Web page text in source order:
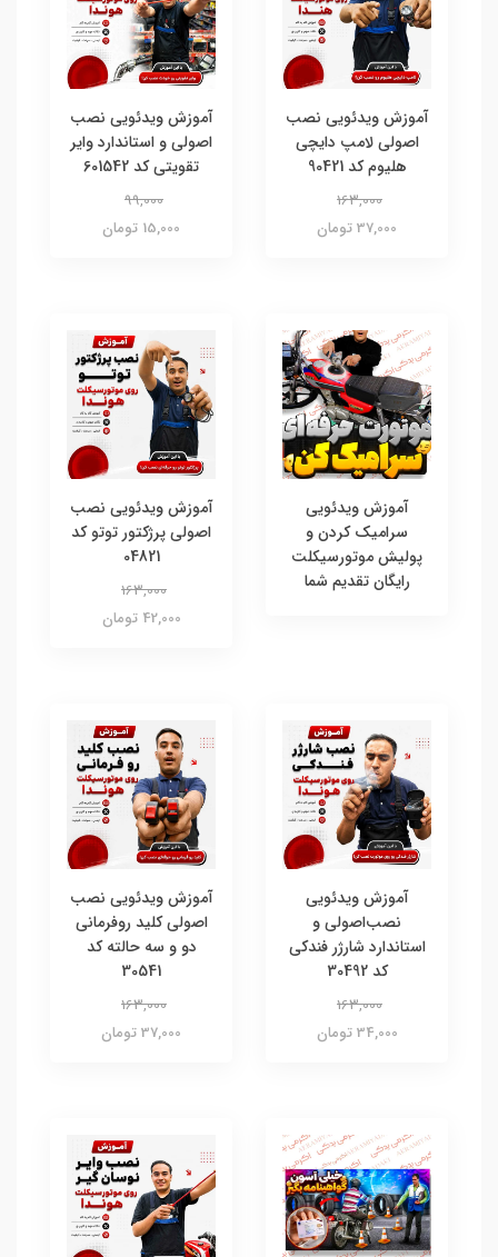
آموزش ویدئویی نصب
اصولی لامپ دایچی
هلیوم کد 90421
163,000
37,000 تومان
آموزش ویدئویی نصب
اصولی و استاندارد وایر
تقویتی کد 601542
99,000
15,000 تومان
آموزش ویدئویی
سرامیک کردن و
پولیش موتورسیکلت
رایگان تقدیم شما
آموزش ویدئویی نصب
اصولی پرژکتور توتو کد
04821
163,000
42,000 تومان
آموزش ویدئویی
نصب‌اصولی و
استاندارد شارژر فندکی
کد 30492
163,000
34,000 تومان
آموزش ویدئویی نصب
اصولی کلید روفرمانی
دو و سه حالته کد
30541
163,000
37,000 تومان